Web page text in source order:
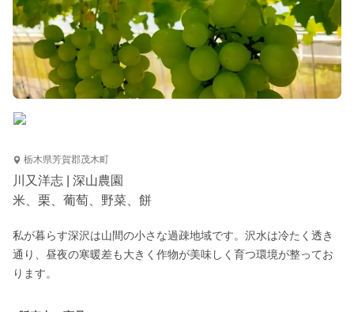
栃木県芳賀郡茂木町
川又洋志 | 深山農園
米、栗、葡萄、野菜、餅
私が暮らす深沢は山間の小さな過疎地域です。沢水は冷たく透き
通り、昼夜の寒暖差も大きく作物が美味しく育つ環境が整ってお
ります。